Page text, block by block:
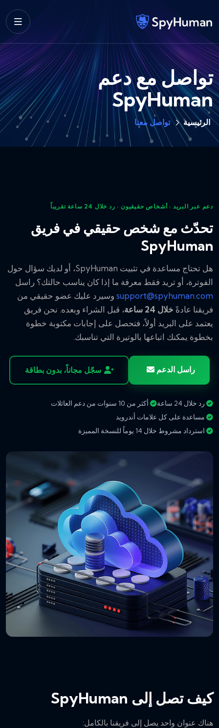
تواصل مع دعم
SpyHuman
الرئيسية تواصل معنا
دعم عبر البريد · أشخاص حقيقيون · رد خلال 24 ساعة تقريباً
تحدّث مع شخص حقيقي في فريق
SpyHuman
هل تحتاج مساعدة في تثبيت SpyHuman، أو لديك سؤال حول
الفوترة، أو تريد فقط معرفة ما إذا كان يناسب حالتك؟ راسل
support@spyhuman.com وسيرد عليك عضو حقيقي من
فريقنا عادةً خلال 24 ساعة
، قبل الشراء وبعده. نحن فريق
يعتمد على البريد أولاً، فتحصل على إجابات مكتوبة خطوة
بخطوة يمكنك اتباعها بالوتيرة التي تناسبك.
راسل الدعم سجّل مجاناً، بدون بطاقة
رد خلال 24 ساعة
أكثر من 10 سنوات من دعم العائلات
مساعدة على كل علامات أندرويد
استرداد مشروط خلال 14 يوماً للنسخة المميزة
كيف تصل إلى SpyHuman
هناك عنوان واحد يصل إلى فريقنا بالكامل: